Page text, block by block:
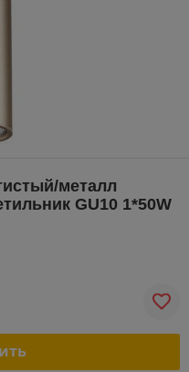
металл
GU10 1*50W